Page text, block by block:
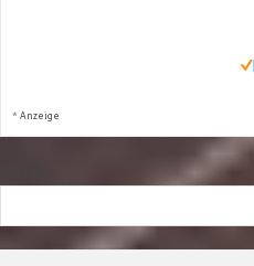
* Anzeige